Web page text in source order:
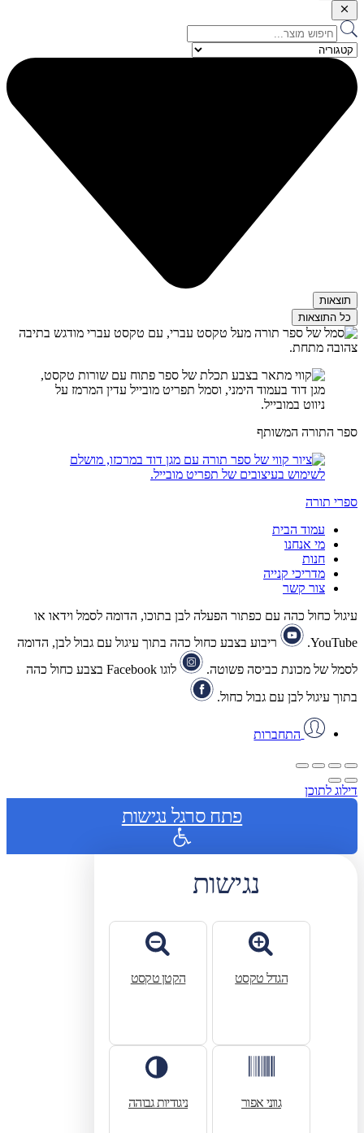
Search
...
תוצאות
כל התוצאות
ספר התורה המשותף
ספרי תורה
עמוד הבית
מי אנחנו
חנות
מדריכי קנייה
צור קשר
עיגול כחול כהה עם כפתור הפעלה לבן בתוכו, הדומה לסמל וידאו או
YouTube.
ריבוע בצבע כחול כהה בתוך עיגול עם גבול לבן, הדומה
לסמל של מכונת כביסה פשוטה.
לוגו Facebook בצבע כחול כהה
בתוך עיגול לבן עם גבול כחול.
התחברות
דילוג לתוכן
פתח סרגל נגישות
נגישות
הגדל טקסט הקטן טקסט
גווני אפור ניגודיות גבוהה